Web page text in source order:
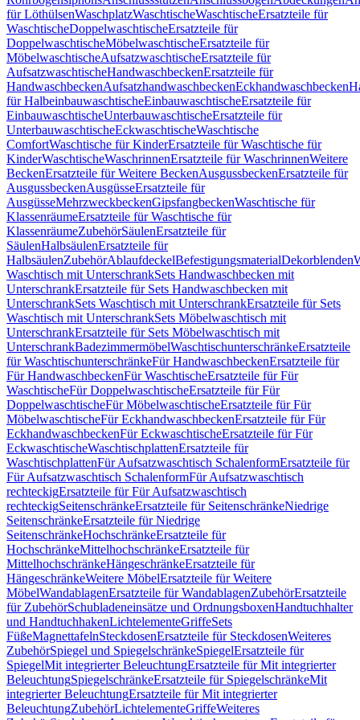
für LöthülsenWaschplatzWaschtischeWaschtischeErsatzteile für
WaschtischeDoppelwaschtischeErsatzteile für
DoppelwaschtischeMöbelwaschtischeErsatzteile für
MöbelwaschtischeAufsatzwaschtischeErsatzteile für
AufsatzwaschtischeHandwaschbeckenErsatzteile für
HandwaschbeckenAufsatzhandwaschbeckenEckhandwaschbecken
für HalbeinbauwaschtischeEinbauwaschtischeErsatzteile für
EinbauwaschtischeUnterbauwaschtischeErsatzteile für
UnterbauwaschtischeEckwaschtischeWaschtische
ComfortWaschtische für KinderErsatzteile für Waschtische für
KinderWaschtischeWaschrinnenErsatzteile für WaschrinnenWeitere
BeckenErsatzteile für Weitere BeckenAusgussbeckenErsatzteile für
AusgussbeckenAusgüsseErsatzteile für
AusgüsseMehrzweckbeckenGipsfangbeckenWaschtische für
KlassenräumeErsatzteile für Waschtische für
KlassenräumeZubehörSäulenErsatzteile für
SäulenHalbsäulenErsatzteile für
HalbsäulenZubehörAblaufdeckelBefestigungsmaterialDekorblenden
Waschtisch mit UnterschrankSets Handwaschbecken mit
UnterschrankErsatzteile für Sets Handwaschbecken mit
UnterschrankSets Waschtisch mit UnterschrankErsatzteile für Sets
Waschtisch mit UnterschrankSets Möbelwaschtisch mit
UnterschrankErsatzteile für Sets Möbelwaschtisch mit
UnterschrankBadezimmermöbelWaschtischunterschränkeErsatzteile
für WaschtischunterschränkeFür HandwaschbeckenErsatzteile für
Für HandwaschbeckenFür WaschtischeErsatzteile für Für
WaschtischeFür DoppelwaschtischeErsatzteile für Für
DoppelwaschtischeFür MöbelwaschtischeErsatzteile für Für
MöbelwaschtischeFür EckhandwaschbeckenErsatzteile für Für
EckhandwaschbeckenFür EckwaschtischeErsatzteile für Für
EckwaschtischeWaschtischplattenErsatzteile für
WaschtischplattenFür Aufsatzwaschtisch SchalenformErsatzteile für
Für Aufsatzwaschtisch SchalenformFür Aufsatzwaschtisch
rechteckigErsatzteile für Für Aufsatzwaschtisch
rechteckigSeitenschränkeErsatzteile für SeitenschränkeNiedrige
SeitenschränkeErsatzteile für Niedrige
SeitenschränkeHochschränkeErsatzteile für
HochschränkeMittelhochschränkeErsatzteile für
MittelhochschränkeHängeschränkeErsatzteile für
HängeschränkeWeitere MöbelErsatzteile für Weitere
MöbelWandablagenErsatzteile für WandablagenZubehörErsatzteile
für ZubehörSchubladeneinsätze und OrdnungsboxenHandtuchhalter
und HandtuchhakenLichtelementeGriffeSets
FüßeMagnettafelnSteckdosenErsatzteile für SteckdosenWeiteres
ZubehörSpiegel und SpiegelschränkeSpiegelErsatzteile für
SpiegelMit integrierter BeleuchtungErsatzteile für Mit integrierter
BeleuchtungSpiegelschränkeErsatzteile für SpiegelschränkeMit
integrierter BeleuchtungErsatzteile für Mit integrierter
BeleuchtungZubehörLichtelementeGriffeWeiteres